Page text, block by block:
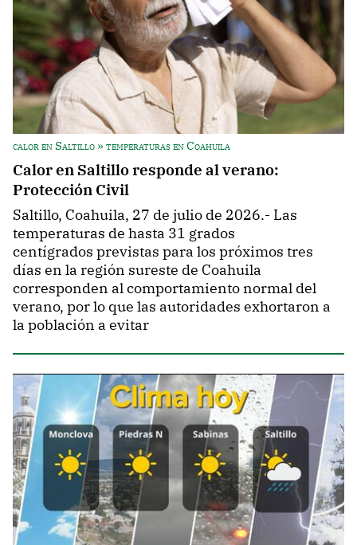
calor en Saltillo » temperaturas en Coahuila
Calor en Saltillo responde al verano:
Protección Civil
Saltillo, Coahuila, 27 de julio de 2026.- Las
temperaturas de hasta 31 grados
centígrados previstas para los próximos tres
días en la región sureste de Coahuila
corresponden al comportamiento normal del
verano, por lo que las autoridades exhortaron a
la población a evitar